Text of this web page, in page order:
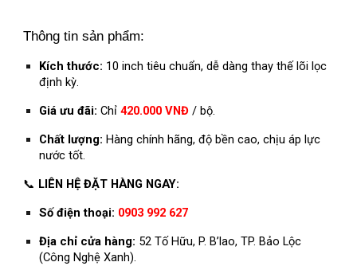
Thông tin sản phẩm:
Kích thước: 10 inch tiêu chuẩn, dễ dàng thay thế lõi lọc
định kỳ.
Giá ưu đãi: Chỉ420.000 VNĐ / bộ.
Chất lượng: Hàng chính hãng, độ bền cao, chịu áp lực
nước tốt.
📞 LIÊN HỆ ĐẶT HÀNG NGAY:
Số điện thoại: 0903 992 627
Địa chỉ cửa hàng: 52 Tố Hữu, P. B’lao, TP. Bảo Lộc
(Công Nghệ Xanh).